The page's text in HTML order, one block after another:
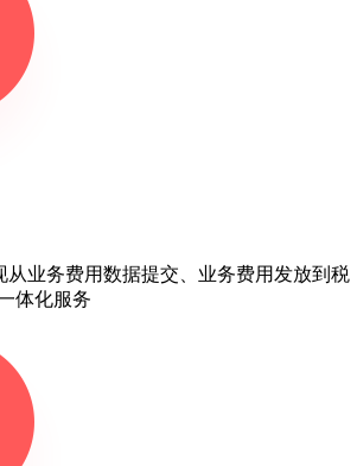
从业务费用数据提交、业务费用发放到税
体化服务